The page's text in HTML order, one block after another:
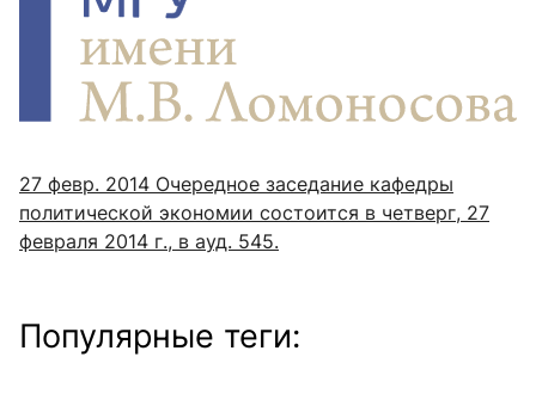
27 февр. 2014 Очередное заседание кафедры
политической экономии состоится в четверг, 27
февраля 2014 г., в ауд. 545.
Популярные теги: